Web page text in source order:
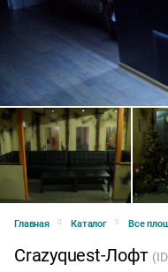
Главная Каталог Все
Crazyquest-Лофт